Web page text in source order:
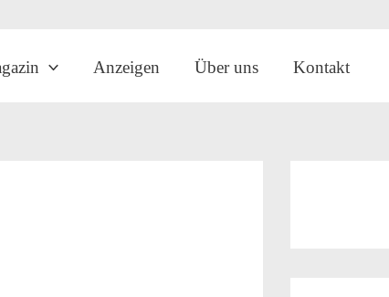
Anzeigen Über uns Kontakt